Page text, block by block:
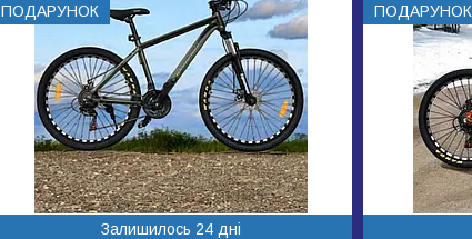
Залишилось 24 дні
ПОДАРУНОК ПОДАРУНОК